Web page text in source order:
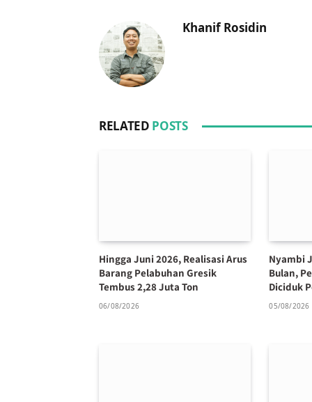
Khanif Rosidin
RELATED POSTS
Hingga Juni 2026, Realisasi Arus
Barang Pelabuhan Gresik
Tembus 2,28 Juta Ton
06/08/2026
Nyambi
Bulan,
Diciduk
05/08/2026